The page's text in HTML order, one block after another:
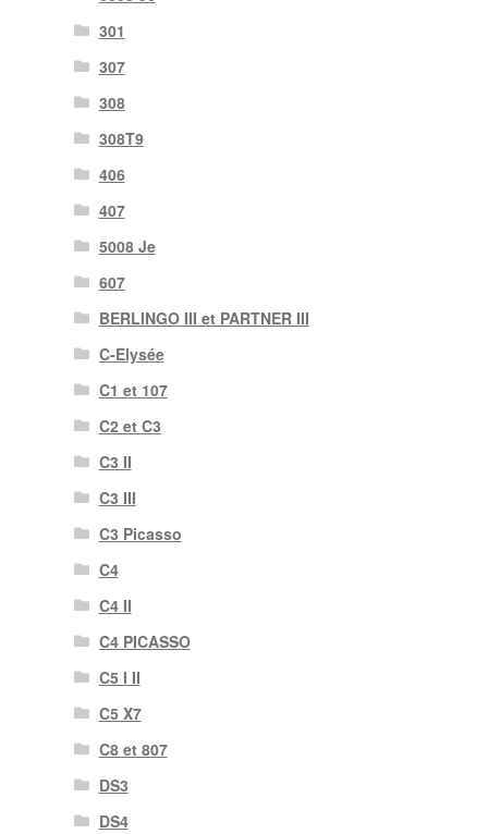
301
307
308
308T9
406
407
5008 Je
607
BERLINGO III et PARTNER III
C-Elysée
C1 et 107
C2 et C3
C3 II
C3 III
C3 Picasso
C4
C4 II
C4 PICASSO
C5 I II
C5 X7
C8 et 807
DS3
DS4